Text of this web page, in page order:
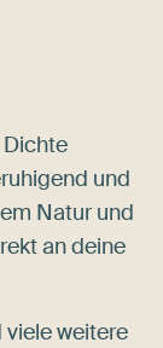
und
Natur und
an deine
viele weitere